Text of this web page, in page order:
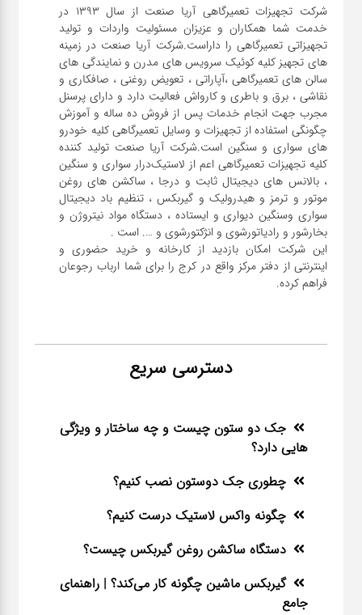
شرکت تجهیزات تعمیرگاهی آریا صنعت از سال ۱۳۹۳ در
خدمت شما همکاران و عزیزان مسئولیت واردات و تولید
تجهیزاتی تعمیرگاهی را داراست.شرکت آریا صنعت در زمینه
های تجهیز کلیه کوئیک سرویس های مدرن و نمایندگی های
سالن های تعمیرگاهی ،آپاراتی ، تعویض روغنی ، صافکاری و
نقاشی ، برق و باطری و کارواش فعالیت دارد و دارای پرسنل
مجرب جهت انجام خدمات پس از فروش ده ساله و آموزش
چگونگی استفاده از تجهیزات و وسایل تعمیرگاهی کلیه خودرو
های سواری و سنگین است.شرکت آریا صنعت تولید کننده
کلیه تجهیزات تعمیرگاهی اعم از لاستیک‌درار سواری و ‌سنگین
، بالانس های دیجیتال ثابت و درجا ، ساکشن های روغن
موتور و ترمز و هیدرولیک و گیربکس ، تنظیم باد دیجیتال
سواری و‌سنگین دیواری و ایستاده ، دستگاه مواد نیتروژن و
این شرکت امکان بازدید از کارخانه و خرید حضوری و
اینترنتی از دفتر مرکز واقع در کرج را برای شما ارباب رجوعان
فراهم کرده.
دسترسی سریع
جک دو ستون چیست و چه ساختار و ویژگی
هایی دارد؟
چطوری جک دوستون نصب کنیم؟
چگونه واکس لاستیک درست کنیم؟
دستگاه ساکشن روغن گیربکس چیست؟
گیربکس ماشین چگونه کار می‌کند؟ | راهنمای
جامع